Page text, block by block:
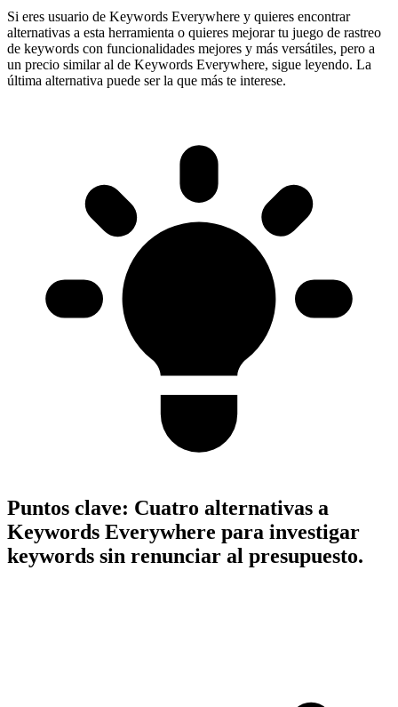
Si eres usuario de Keywords Everywhere y quieres encontrar
alternativas a esta herramienta o quieres mejorar tu juego de rastreo
de keywords con funcionalidades mejores y más versátiles, pero a
un precio similar al de Keywords Everywhere, sigue leyendo. La
última alternativa puede ser la que más te interese.
Puntos clave: Cuatro alternativas a
Keywords Everywhere para investigar
keywords sin renunciar al presupuesto.